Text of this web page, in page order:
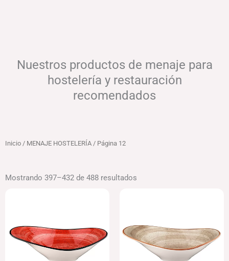
Nuestros productos de menaje para
hostelería y restauración
recomendados
Inicio / MENAJE HOSTELERÍA / Página 12
Mostrando 397–432 de 488 resultados
159.36€
hasta
163.59€
179.09€.170.14€.